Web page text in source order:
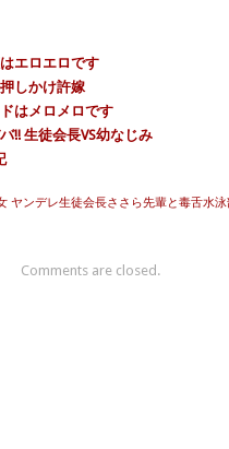
エロエロです
しかけ許嫁
はメロメロです
!! 生徒会長VS幼なじみ
ヤンデレ生徒会長ささら先輩と毒舌水
Comments are closed.